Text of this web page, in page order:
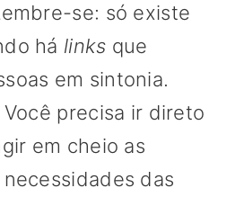
se: só existe
há links que
em sintonia.
precisa ir direto
em cheio as
das